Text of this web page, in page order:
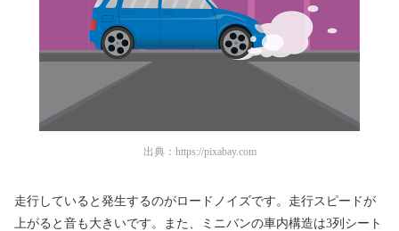
出典： https://pixabay.com
走行していると発生するのがロードノイズです。走行スピードが
上がると音も大きいです。また、ミニバンの車内構造は3列シート